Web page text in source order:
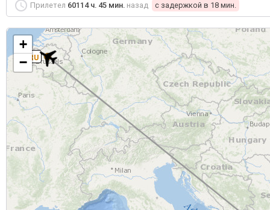
Прилетел 60114 ч. 45 мин. назад c задержкой в 18 мин.
BRU
+
−